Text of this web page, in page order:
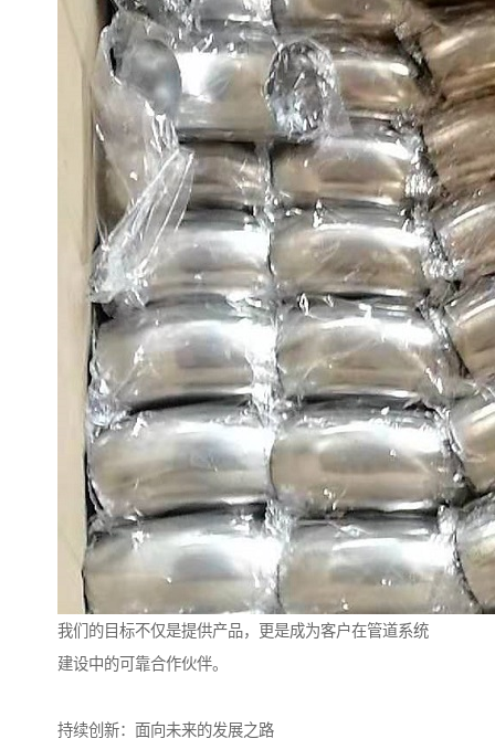
我们的目标不仅是提供产品，更是成为客户在管道系统
建设中的可靠合作伙伴。
持续创新：面向未来的发展之路